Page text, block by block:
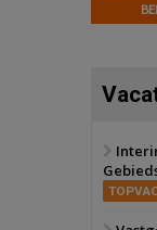
17
6 oktober